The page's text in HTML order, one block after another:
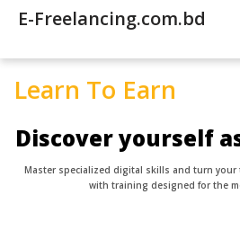
E-Freelancing.com.bd
Learn To Earn
Discover yourself
Master specialized digital skills and turn
with training designed for the